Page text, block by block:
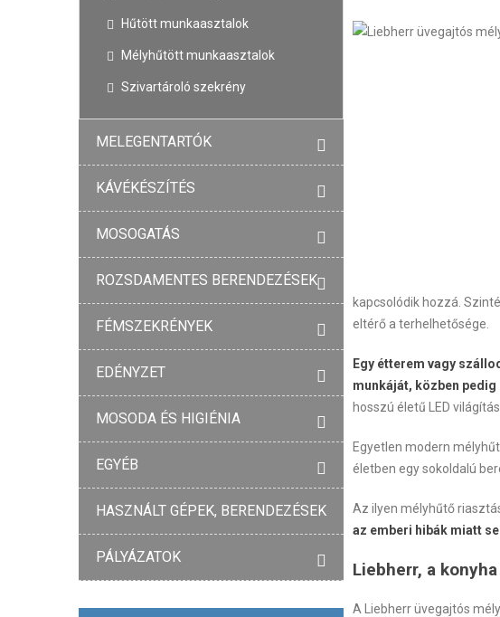
Hűtött munkaasztalok
Mélyhűtött munkaasztalok
Szivartároló szekrény
MELEGENTARTÓK
KÁVÉKÉSZÍTÉS
MOSOGATÁS
ROZSDAMENTES BERENDEZÉSEK
FÉMSZEKRÉNYEK
EDÉNYZET
MOSODA ÉS HIGIÉNIA
EGYÉB
HASZNÁLT GÉPEK, BERENDEZÉSEK
PÁLYÁZATOK
kapcsolódik hozzá.
eltérő a terhelhetősége.
Egy étterem vagy
munkáját, közben
hosszú életű LED
Egyetlen modern
életben egy sokoldalú
Az ilyen mélyhűtő
az emberi hibák miatt
Liebherr, a
A Liebherr üvegajtós